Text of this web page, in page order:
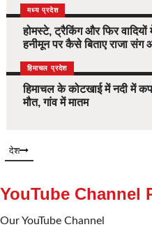
देश
मध्य प्रदेश
होमस्टे, ट्रैकिंग और फिर
हनीमून पर कैसे बिताए राजा संग
देश
हिमाचल प्रदेश
हिमाचल के कोटखाई में नदी में
मौत, गांव में मातम
देश
YouTube Channel
Our YouTube Channel